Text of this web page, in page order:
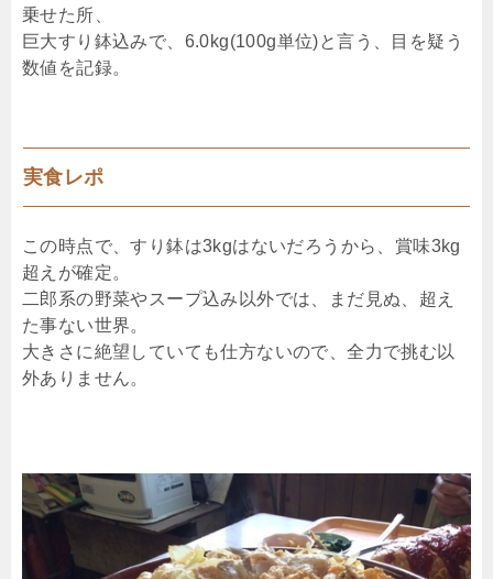
乗せた所、
巨大すり鉢込みで、6.0kg(100g単位)と言う、目を疑う
数値を記録。
実食レポ
この時点で、すり鉢は3kgはないだろうから、賞味3kg
超えが確定。
二郎系の野菜やスープ込み以外では、まだ見ぬ、超え
た事ない世界。
大きさに絶望していても仕方ないので、全力で挑む以
外ありません。